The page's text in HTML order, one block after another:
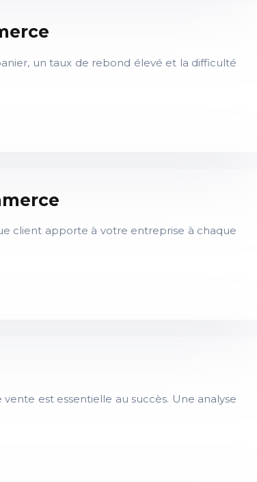
un taux de rebond élevé et la difficulté
client apporte à votre entreprise à chaque
est essentielle au succès. Une analyse